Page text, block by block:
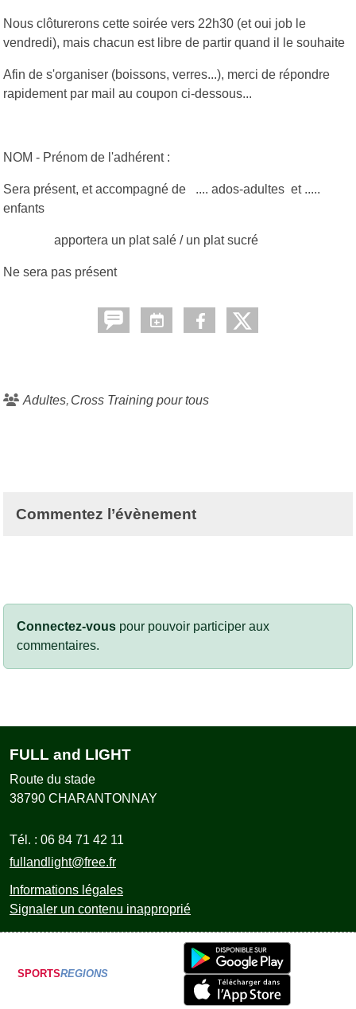
Nous clôturerons cette soirée vers 22h30 (et oui job le
vendredi), mais chacun est libre de partir quand il le souhaite
Afin de s'organiser (boissons, verres...), merci de répondre
rapidement par mail au coupon ci-dessous...
NOM - Prénom de l'adhérent :
Sera présent, et accompagné de .... ados-adultes et .....
enfants
apportera un plat salé / un plat sucré
Ne sera pas présent
Adultes Cross Training pour tous
Commentez l’évènement
Connectez-vous pour pouvoir participer aux
commentaires.
FULL and LIGHT
Route du stade
38790 CHARANTONNAY
Tél. : 06 84 71 42 11
fullandlight@free.fr
Informations légales
Signaler un contenu inapproprié
SPORTSREGIONS